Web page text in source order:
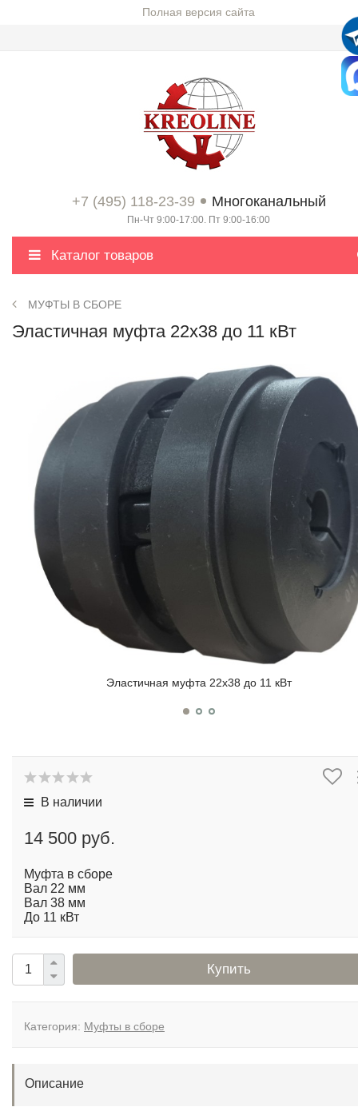
Полная версия сайта
+7 (495) 118-23-39 Многоканальный
Пн-Чт 9:00-17:00. Пт 9:00-16:00
Каталог товаров
МУФТЫ В СБОРЕ
Эластичная муфта 22x38 до 11 кВт
Эластичная муфта 22x38 до 11 кВт
В наличии
14 500 руб.
Муфта в сборе
Вал 22 мм
Вал 38 мм
До 11 кВт
Купить
Категория: Муфты в сборе
Описание